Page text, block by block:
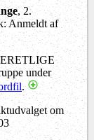
, 2.
Anmeldt af
under
.
om